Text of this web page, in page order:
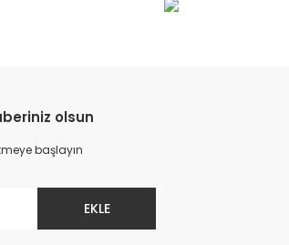
olsun
başlayın
EKLE